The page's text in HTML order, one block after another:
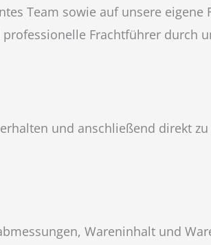
Team sowie auf unsere eigene
Frachtführer durch
und anschließend direkt
Wareninhalt und